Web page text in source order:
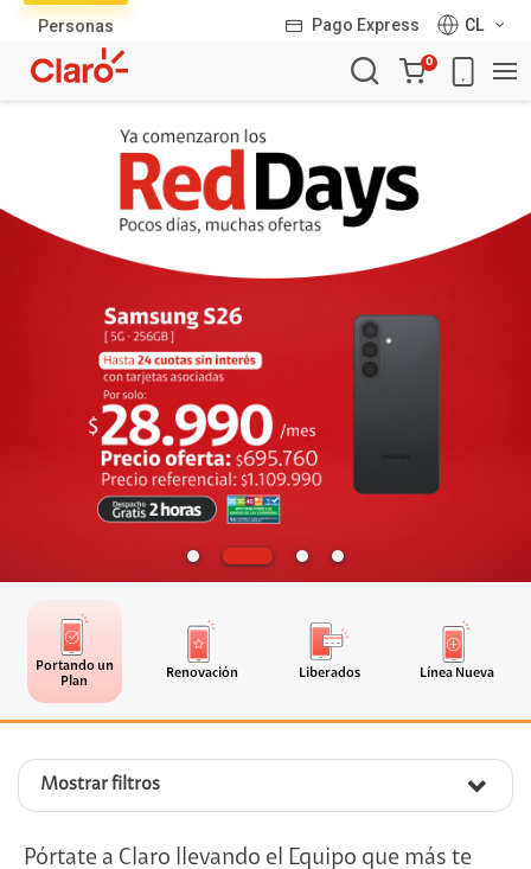
Personas Pago Express
CL
Carro
de
0
Portando un
Plan
Renovación Liberados Línea Nueva
Mostrar filtros
productos
Pórtate a Claro llevando el Equipo que más te